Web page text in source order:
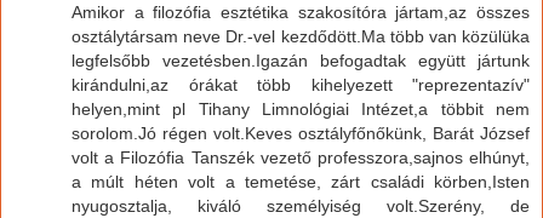
Amikor a filozófia esztétika szakosítóra jártam,az összes
osztálytársam neve Dr.-vel kezdődött.Ma több van közülüka
legfelsőbb vezetésben.Igazán befogadtak együtt jártunk
kirándulni,az órákat több kihelyezett "reprezentazív"
helyen,mint pl Tihany Limnológiai Intézet,a többit nem
sorolom.Jó régen volt.Keves osztályfőnőkünk, Barát József
volt a Filozófia Tanszék vezető professzora,sajnos elhúnyt,
a múlt héten volt a temetése, zárt családi körben,Isten
nyugosztalja, kiváló személyiség volt.Szerény, de